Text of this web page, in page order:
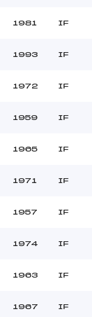
1981 IF
1993 IF
1972 IF
1959 IF
1965 IF
1971 IF
1957 IF
1974 IF
1963 IF
1967 IF